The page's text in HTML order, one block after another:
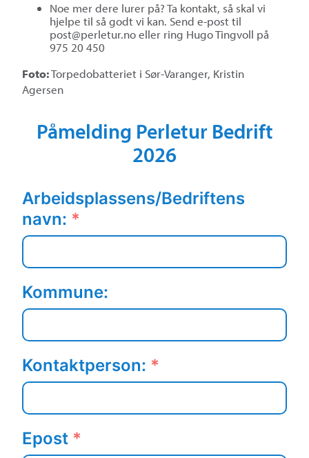
Noe mer dere lurer på? Ta kontakt, så skal vi
hjelpe til så godt vi kan. Send e-post til
post@perletur.no eller ring Hugo Tingvoll på
975 20 450
Foto:Torpedobatteriet i Sør-Varanger, Kristin
Agersen
Påmelding Perletur Bedrift
2026
Arbeidsplassens/Bedriftens
navn: *
Kommune:
Kontaktperson: *
Epost *